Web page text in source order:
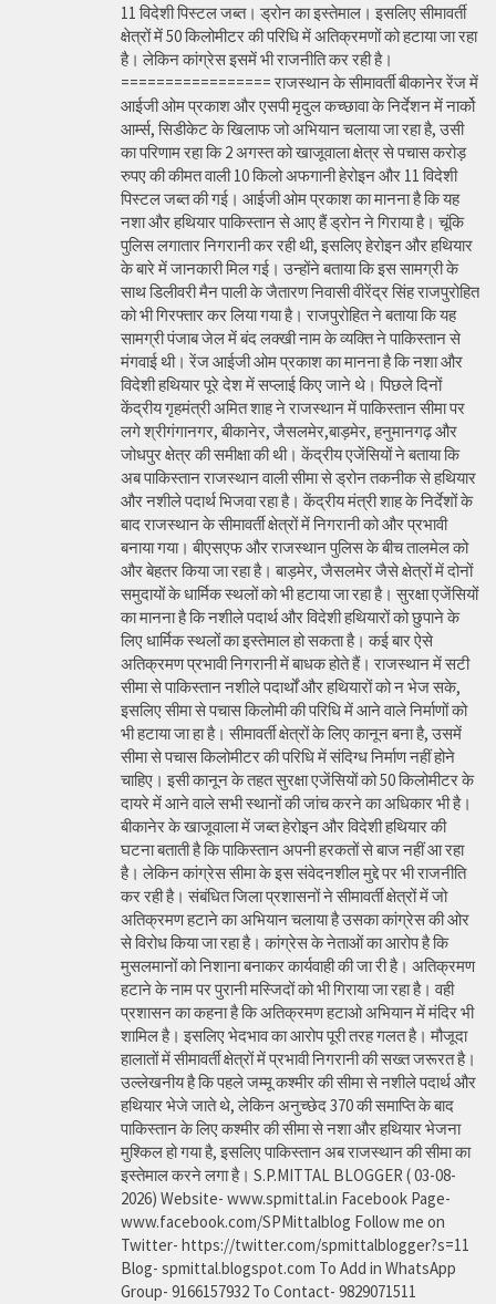
11 विदेशी पिस्टल जब्त। ड्रोन का इस्तेमाल। इसलिए सीमावर्ती
क्षेत्रों में 50 किलोमीटर की परिधि में अतिक्रमणों को हटाया जा रहा
है। लेकिन कांग्रेस इसमें भी राजनीति कर रही है।
================= राजस्थान के सीमावर्ती बीकानेर रेंज में
आईजी ओम प्रकाश और एसपी मृदुल कच्छावा के निर्देशन में नार्को
आर्म्स, सिडीकेट के खिलाफ जो अभियान चलाया जा रहा है, उसी
का परिणाम रहा कि 2 अगस्त को खाजूवाला क्षेत्र से पचास करोड़
रुपए की कीमत वाली 10 किलो अफगानी हेरोइन और 11 विदेशी
पिस्टल जब्त की गई। आईजी ओम प्रकाश का मानना है कि यह
नशा और हथियार पाकिस्तान से आए हैं ड्रोन ने गिराया है। चूंकि
पुलिस लगातार निगरानी कर रही थी, इसलिए हेरोइन और हथियार
के बारे में जानकारी मिल गई। उन्होंने बताया कि इस सामग्री के
साथ डिलीवरी मैन पाली के जैतारण निवासी वीरेंद्र सिंह राजपुरोहित
को भी गिरफ्तार कर लिया गया है। राजपुरोहित ने बताया कि यह
सामग्री पंजाब जेल में बंद लक्खी नाम के व्यक्ति ने पाकिस्तान से
मंगवाई थी। रेंज आईजी ओम प्रकाश का मानना है कि नशा और
विदेशी हथियार पूरे देश में सप्लाई किए जाने थे। पिछले दिनों
केंद्रीय गृहमंत्री अमित शाह ने राजस्थान में पाकिस्तान सीमा पर
लगे श्रीगंगानगर, बीकानेर, जैसलमेर,बाड़मेर, हनुमानगढ़ और
जोधपुर क्षेत्र की समीक्षा की थी। केंद्रीय एजेंसियों ने बताया कि
अब पाकिस्तान राजस्थान वाली सीमा से ड्रोन तकनीक से हथियार
और नशीले पदार्थ भिजवा रहा है। केंद्रीय मंत्री शाह के निर्देशों के
बाद राजस्थान के सीमावर्ती क्षेत्रों में निगरानी को और प्रभावी
बनाया गया। बीएसएफ और राजस्थान पुलिस के बीच तालमेल को
और बेहतर किया जा रहा है। बाड़मेर, जैसलमेर जैसे क्षेत्रों में दोनों
समुदायों के धार्मिक स्थलों को भी हटाया जा रहा है। सुरक्षा एजेंसियों
का मानना है कि नशीले पदार्थ और विदेशी हथियारों को छुपाने के
लिए धार्मिक स्थलों का इस्तेमाल हो सकता है। कई बार ऐसे
अतिक्रमण प्रभावी निगरानी में बाधक होते हैं। राजस्थान में सटी
सीमा से पाकिस्तान नशीले पदार्थों और हथियारों को न भेज सके,
इसलिए सीमा से पचास किलोमी की परिधि में आने वाले निर्माणों को
भी हटाया जा हा है। सीमावर्ती क्षेत्रों के लिए कानून बना है, उसमें
सीमा से पचास किलोमीटर की परिधि में संदिग्ध निर्माण नहीं होने
चाहिए। इसी कानून के तहत सुरक्षा एजेंसियों को 50 किलोमीटर के
दायरे में आने वाले सभी स्थानों की जांच करने का अधिकार भी है।
बीकानेर के खाजूवाला में जब्त हेरोइन और विदेशी हथियार की
घटना बताती है कि पाकिस्तान अपनी हरकतों से बाज नहीं आ रहा
है। लेकिन कांग्रेस सीमा के इस संवेदनशील मुद्दे पर भी राजनीति
कर रही है। संबंधित जिला प्रशासनों ने सीमावर्ती क्षेत्रों में जो
अतिक्रमण हटाने का अभियान चलाया है उसका कांग्रेस की ओर
से विरोध किया जा रहा है। कांग्रेस के नेताओं का आरोप है कि
मुसलमानों को निशाना बनाकर कार्यवाही की जा री है। अतिक्रमण
हटाने के नाम पर पुरानी मस्जिदों को भी गिराया जा रहा है। वही
प्रशासन का कहना है कि अतिक्रमण हटाओ अभियान में मंदिर भी
शामिल है। इसलिए भेदभाव का आरोप पूरी तरह गलत है। मौजूदा
हालातों में सीमावर्ती क्षेत्रों में प्रभावी निगरानी की सख्त जरूरत है।
उल्लेखनीय है कि पहले जम्मू कश्मीर की सीमा से नशीले पदार्थ और
हथियार भेजे जाते थे, लेकिन अनुच्छेद 370 की समाप्ति के बाद
पाकिस्तान के लिए कश्मीर की सीमा से नशा और हथियार भेजना
मुश्किल हो गया है, इसलिए पाकिस्तान अब राजस्थान की सीमा का
इस्तेमाल करने लगा है। S.P.MITTAL BLOGGER ( 03-08-
2026) Website- www.spmittal.in Facebook Page-
www.facebook.com/SPMittalblog Follow me on
Twitter- https://twitter.com/spmittalblogger?s=11
Blog- spmittal.blogspot.com To Add in WhatsApp
Group- 9166157932 To Contact- 9829071511